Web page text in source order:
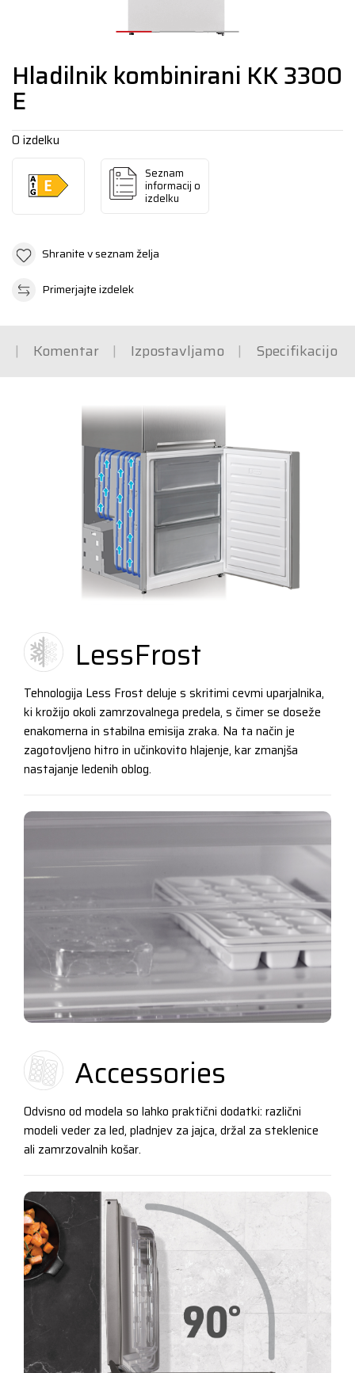
Hladilnik kombinirani KK 3300
E
O izdelku
Seznam
informacij o
izdelku
Shranite v seznam želja
Primerjajte izdelek
Komentar Izpostavljamo Specifikacijo
LessFrost
Tehnologija Less Frost deluje s skritimi cevmi uparjalnika,
ki krožijo okoli zamrzovalnega predela, s čimer se doseže
enakomerna in stabilna emisija zraka. Na ta način je
zagotovljeno hitro in učinkovito hlajenje, kar zmanjša
nastajanje ledenih oblog.
Accessories
Odvisno od modela so lahko praktični dodatki: različni
modeli veder za led, pladnjev za jajca, držal za steklenice
ali zamrzovalnih košar.